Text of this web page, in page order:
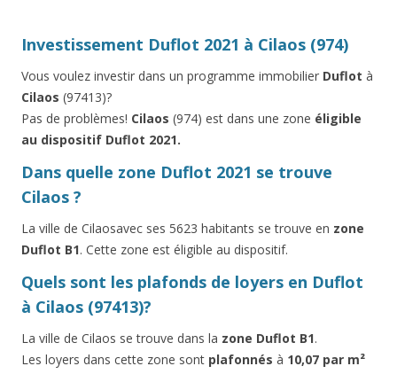
Investissement Duflot 2021 à Cilaos (974)
Vous voulez investir dans un programme immobilier Duflot à
Cilaos (97413)?
Pas de problèmes! Cilaos (974) est dans une zone éligible
au dispositif Duflot 2021.
Dans quelle zone Duflot 2021 se trouve
Cilaos ?
La ville de Cilaosavec ses 5623 habitants se trouve en zone
Duflot B1. Cette zone est éligible au dispositif.
Quels sont les plafonds de loyers en Duflot
à Cilaos (97413)?
La ville de Cilaos se trouve dans la zone Duflot B1.
Les loyers dans cette zone sont plafonnés à 10,07 par m²